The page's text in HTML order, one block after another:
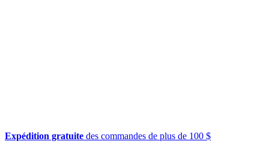
Expédition gratuite des commandes de plus de 100 $